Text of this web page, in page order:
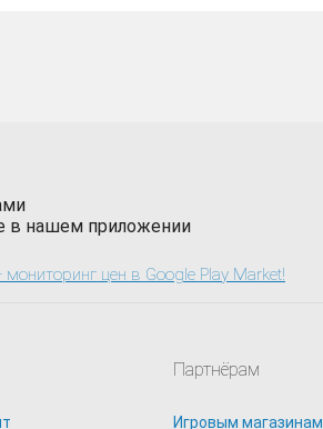
в нашем приложении
Партнёрам
Игровым магазинам